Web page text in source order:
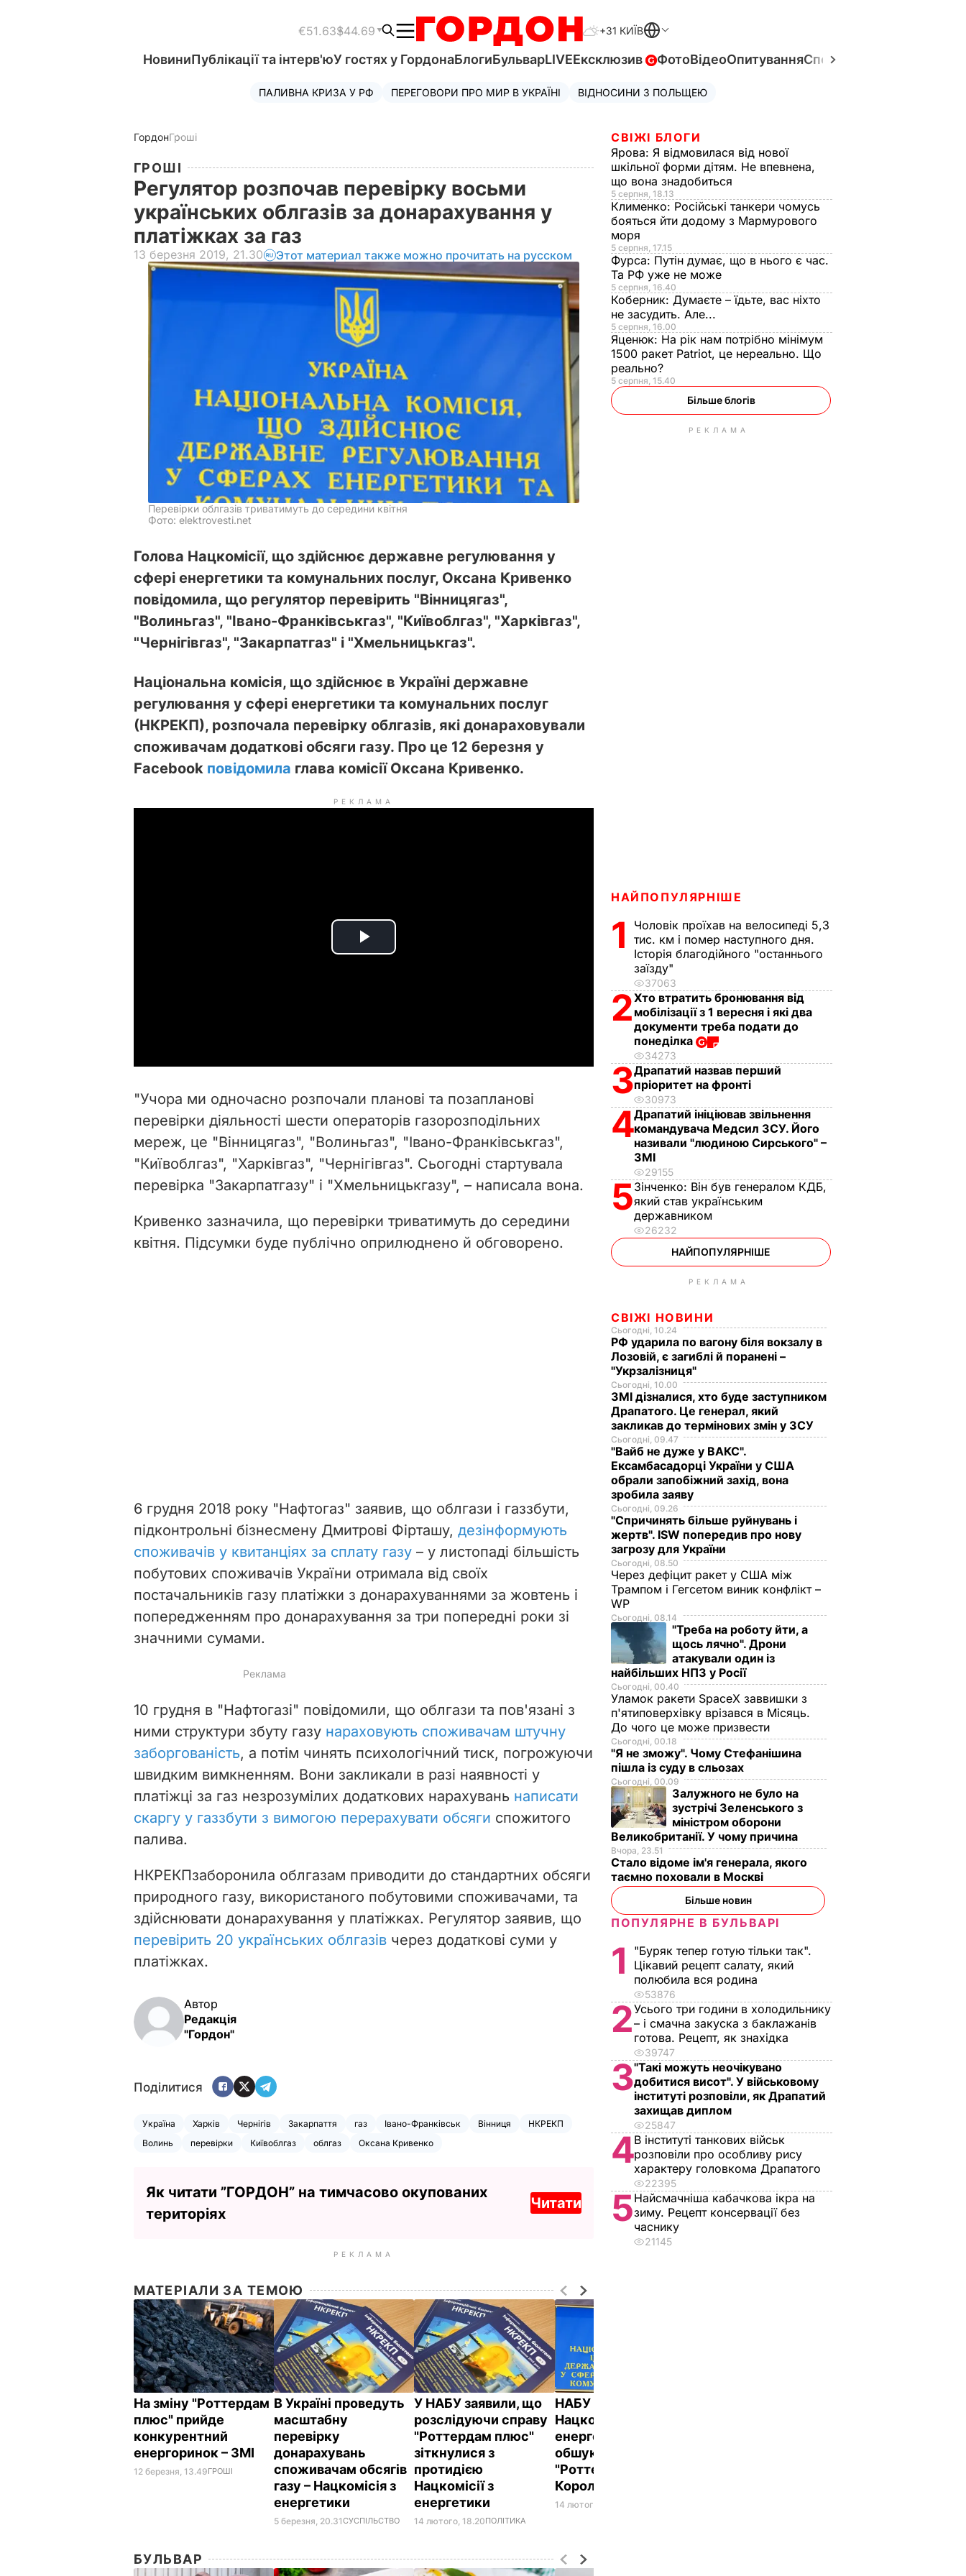
€51.63$44.69 +31 КИЇВ
НовиниПублікації та інтерв'юУ гостях у ГордонаБлогиБульварLIVEЕксклюзив ФотоВідеоОпитуванняСпецпроєкти
ПАЛИВНА КРИЗА У РФ ПЕРЕГОВОРИ ПРО МИР В УКРАЇНІ ВІДНОСИНИ З ПОЛЬЩЕЮ
ГордонГроші
ГРОШІ
Регулятор розпочав перевірку восьми
українських облгазів за донарахування у
платіжках за газ
13 березня 2019, 21.30 Этот материал также можно прочитать на русском
Перевірки облгазів триватимуть до середини квітня
Фото: elektrovesti.net
Голова Нацкомісії, що здійснює державне регулювання у
сфері енергетики та комунальних послуг, Оксана Кривенко
повідомила, що регулятор перевірить "Вінницягаз",
"Волиньгаз", "Івано-Франківськгаз", "Київоблгаз", "Харківгаз",
"Чернігівгаз", "Закарпатгаз" і "Хмельницькгаз".
Національна комісія, що здійснює в Україні державне
регулювання у сфері енергетики та комунальних послуг
(НКРЕКП), розпочала перевірку облгазів, які донараховували
споживачам додаткові обсяги газу. Про це 12 березня у
Facebook повідомила глава комісії Оксана Кривенко.
РЕКЛАМА
P
i
d
e
o
"Учора ми одночасно розпочали планові та позапланові
перевірки діяльності шести операторів газорозподільних
мереж, це "Вінницягаз", "Волиньгаз", "Івано-Франківськгаз",
"Київоблгаз", "Харківгаз", "Чернігівгаз". Сьогодні стартувала
перевірка "Закарпатгазу" і "Хмельницькгазу", – написала вона.
Кривенко зазначила, що перевірки триватимуть до середини
квітня. Підсумки буде публічно оприлюднено й обговорено.
6 грудня 2018 року "Нафтогаз" заявив, що облгази і газзбути,
підконтрольні бізнесмену Дмитрові Фірташу, дезінформують
споживачів у квитанціях за сплату газу – у листопаді більшість
побутових споживачів України отримала від своїх
постачальників газу платіжки з донарахуваннями за жовтень і
попередженням про донарахування за три попередні роки зі
значними сумами.
10 грудня в "Нафтогазі" повідомили, що облгази та пов'язані з
ними структури збуту газу нараховують споживачам штучну
заборгованість, а потім чинять психологічний тиск, погрожуючи
швидким вимкненням. Вони закликали в разі наявності у
платіжці за газ незрозумілих додаткових нарахувань написати
скаргу у газзбути з вимогою перерахувати обсяги спожитого
палива.
НКРЕКПзаборонила облгазам приводити до стандартних обсяги
природного газу, використаного побутовими споживачами, та
здійснювати донарахування у платіжках. Регулятор заявив, що
перевірить 20 українських облгазів через додаткові суми у
платіжках.
Автор
Редакція
"Гордон"
Поділитися
Україна Харків Чернігів Закарпаття газ Івано-Франківськ Вінниця
НКРЕКП
Волинь
перевірки Київоблгаз облгаз Оксана Кривенко
Як читати ”ГОРДОН” на тимчасово окупованих
територіях
Читати
РЕКЛАМА
МАТЕРІАЛИ ЗА ТЕМОЮ
На зміну "Роттердам
плюс" прийде
конкурентний
енергоринок – ЗМІ
12 березня, 13.49ГРОШІ
В Україні проведуть
масштабну
перевірку
донарахувань
споживачам обсягів
газу – Нацкомісія з
енергетики
5 березня, 20.31СУСПІЛЬСТВО
У НАБУ заявили, що
розслідуючи справу
"Роттердам плюс"
зіткнулися з
протидією
Нацкомісії з
енергетики
14 лютого, 18.20ПОЛІТИКА
НАБУ прийшло до
Нацкомісії з
енергетики з
обшуком у справі
"Роттердам плюс" –
Корольчук
14 лютого, 12.33
БУЛЬВАР
СВІЖІ БЛОГИ
Ярова: Я відмовилася від нової
шкільної форми дітям. Не впевнена,
що вона знадобиться
5 серпня, 18.13
Клименко: Російські танкери чомусь
бояться йти додому з Мармурового
моря
5 серпня, 17.15
Фурса: Путін думає, що в нього є час.
Та РФ уже не може
5 серпня, 16.40
Коберник: Думаєте – їдьте, вас ніхто
не засудить. Але...
5 серпня, 16.00
Яценюк: На рік нам потрібно мінімум
1500 ракет Patriot, це нереально. Що
реально?
5 серпня, 15.40
Більше блогів
РЕКЛАМА
НАЙПОПУЛЯРНІШЕ
1
Чоловік проїхав на велосипеді 5,3
тис. км і помер наступного дня.
Історія благодійного "останнього
заїзду"
37063
2Хто втратить бронювання від
мобілізації з 1 вересня і які два
документи треба подати до
понеділка
34273
3Драпатий назвав перший
пріоритет на фронті
30973
4Драпатий ініціював звільнення
командувача Медсил ЗСУ. Його
називали "людиною Сирського" –
ЗМІ
29155
5Зінченко: Він був генералом КДБ,
який став українським
державником
26232
НАЙПОПУЛЯРНІШЕ
РЕКЛАМА
СВІЖІ НОВИНИ
Сьогодні, 10.24
РФ ударила по вагону біля вокзалу в
Лозовій, є загиблі й поранені –
"Укрзалізниця"
Сьогодні, 10.00
ЗМІ дізналися, хто буде заступником
Драпатого. Це генерал, який
закликав до термінових змін у ЗСУ
Сьогодні, 09.47
"Вайб не дуже у ВАКС".
Ексамбасадорці України у США
обрали запобіжний захід, вона
зробила заяву
Сьогодні, 09.26
"Спричинять більше руйнувань і
жертв". ISW попередив про нову
загрозу для України
Сьогодні, 08.50
Через дефіцит ракет у США між
Трампом і Гегсетом виник конфлікт –
WP
Сьогодні, 08.14
"Треба на роботу йти, а
щось лячно". Дрони
атакували один із
найбільших НПЗ у Росії
Сьогодні, 00.40
Уламок ракети SpaceX заввишки з
п'ятиповерхівку врізався в Місяць.
До чого це може призвести
Сьогодні, 00.18
"Я не зможу". Чому Стефанішина
пішла із суду в сльозах
Сьогодні, 00.09
Залужного не було на
зустрічі Зеленського з
міністром оборони
Великобританії. У чому причина
Вчора, 23.51
Стало відоме ім'я генерала, якого
таємно поховали в Москві
Більше новин
ПОПУЛЯРНЕ В БУЛЬВАРІ
1
"Буряк тепер готую тільки так".
Цікавий рецепт салату, який
полюбила вся родина
53876
2Усього три години в холодильнику
– і смачна закуска з баклажанів
готова. Рецепт, як знахідка
39747
3"Такі можуть неочікувано
добитися висот". У військовому
інституті розповіли, як Драпатий
захищав диплом
25847
4В інституті танкових військ
розповіли про особливу рису
характеру головкома Драпатого
22395
5Найсмачніша кабачкова ікра на
зиму. Рецепт консервації без
часнику
21145